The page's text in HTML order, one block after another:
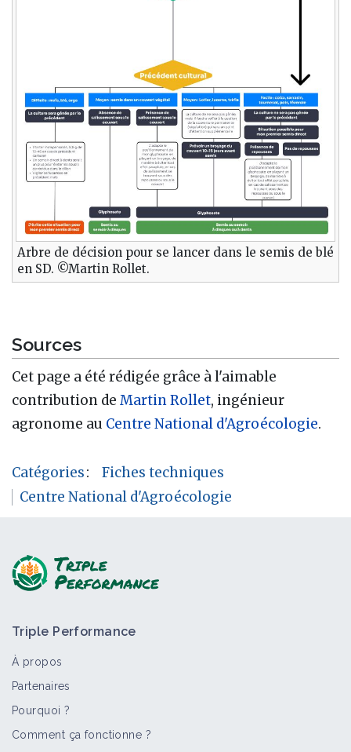
Arbre de décision pour se lancer dans le semis de blé
en SD. ©Martin Rollet.
Sources
Cet page a été rédigée grâce à l'aimable
contribution de Martin Rollet, ingénieur
agronome au Centre National d'Agroécologie.
Catégories:
Fiches techniques
Centre National d'Agroécologie
Triple Performance
À propos
Partenaires
Pourquoi ?
Comment ça fonctionne ?